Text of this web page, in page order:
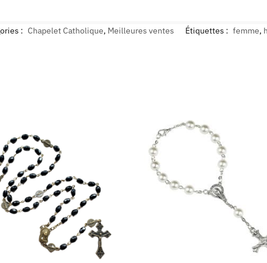
: Chapelet Catholique, Meilleures ventes Étiquettes : femme,